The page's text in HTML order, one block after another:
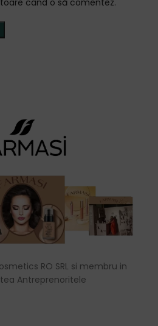
când o să comentez.
RO SRL si membru in
Antreprenoritele